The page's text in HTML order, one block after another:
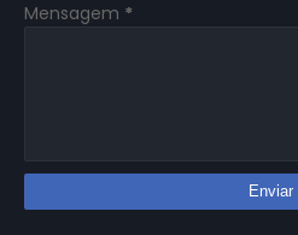
Mensagem *